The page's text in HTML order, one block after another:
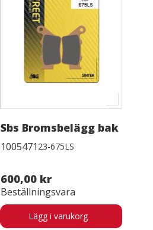
Sbs Bromsbelägg bak
1005471 23-675LS
600,00 kr
Beställningsvara
Lägg i varukorg